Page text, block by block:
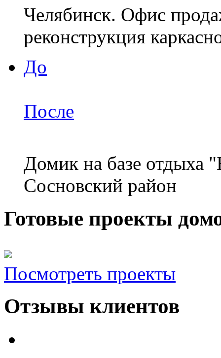
Челябинск. Офис
реконструкция
До
После
Домик на базе отдыха
Сосновский район
Готовые проекты
Посмотреть проекты
Отзывы клиентов